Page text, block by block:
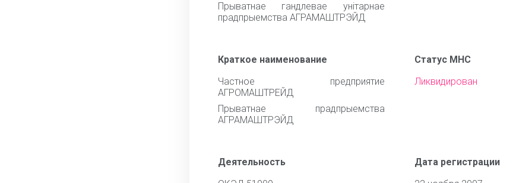
Прыватнае гандлевае унiтарнае
прадпрыемства АГРАМАШТРЭЙД
Краткое наименование
Частное предприятие
АГРОМАШТРЕЙД
Прыватнае прадпрыемства
АГРАМАШТРЭЙД
Статус МНС
Ликвидирован
Деятельность
Дата регистрации